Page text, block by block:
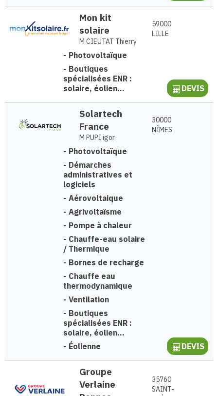
Mon kit
solaire
M CIEUTAT Thierry
59000
LILLE
- Photovoltaïque
- Boutiques
spécialisées ENR :
solaire, éolien...
DEVIS
Solartech
France
M PUPI igor
30000
NÎMES
- Photovoltaïque
- Démarches
administratives et
logiciels
- Aérovoltaique
- Agrivoltaïsme
- Pompe à chaleur
- Chauffe-eau solaire
/ Thermique
- Bornes de recharge
- Chauffe eau
thermodynamique
- Ventilation
- Boutiques
spécialisées ENR :
solaire, éolien...
- Éolienne DEVIS
Groupe
Verlaine
35760
SAINT-